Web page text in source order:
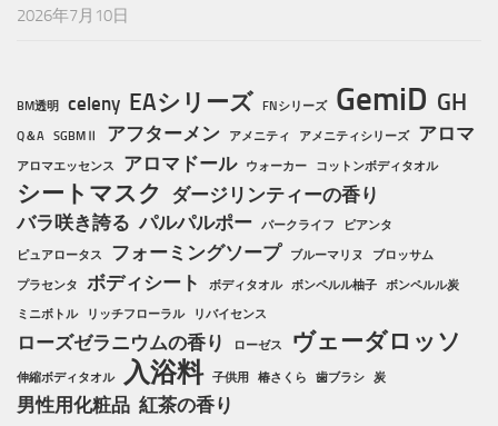
2026年7月10日
BM透明 celeny EAシリーズ FNシリーズ GemiD GH
Q＆A SGBMⅡ アフターメン アメニティ アメニティシリーズ アロマ
アロマエッセンス アロマドール ウォーカー コットンボディタオル
シートマスク ダージリンティーの香り
バラ咲き誇る パルパルポー パークライフ ピアンタ
ピュアロータス フォーミングソープ ブルーマリヌ ブロッサム
プラセンタ ボディシート ボディタオル ボンペルル柚子
ボンペルル炭
ミニボトル
リッチフローラル リバイセンス
ローズゼラニウムの香り ローゼス ヴェーダロッソ
伸縮ボディタオル 入浴料 子供用 椿さくら 歯ブラシ 炭
男性用化粧品 紅茶の香り